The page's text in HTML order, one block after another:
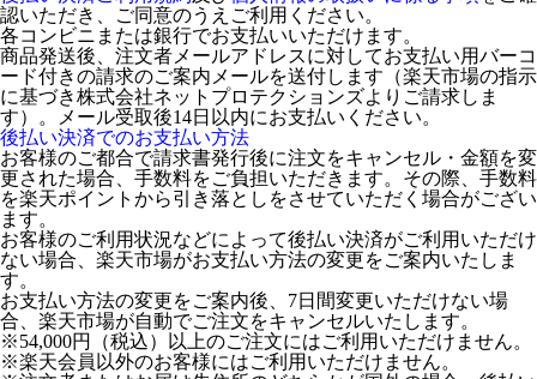
認いただき、ご同意のうえご利用ください。
各コンビニまたは銀行でお支払いいただけます。
商品発送後、注文者メールアドレスに対してお支払い用バーコ
ード付きの請求のご案内メールを送付します（楽天市場の指示
に基づき株式会社ネットプロテクションズよりご請求しま
す）。メール受取後14日以内にお支払いください。
後払い決済でのお支払い方法
お客様のご都合で請求書発行後に注文をキャンセル・金額を変
更された場合、手数料をご負担いただきます。その際、手数料
を楽天ポイントから引き落としをさせていただく場合がござい
ます。
お客様のご利用状況などによって後払い決済がご利用いただけ
ない場合、楽天市場がお支払い方法の変更をご案内いたしま
す。
お支払い方法の変更をご案内後、7日間変更いただけない場
合、楽天市場が自動でご注文をキャンセルいたします。
※54,000円（税込）以上のご注文にはご利用いただけません。
※楽天会員以外のお客様にはご利用いただけません。